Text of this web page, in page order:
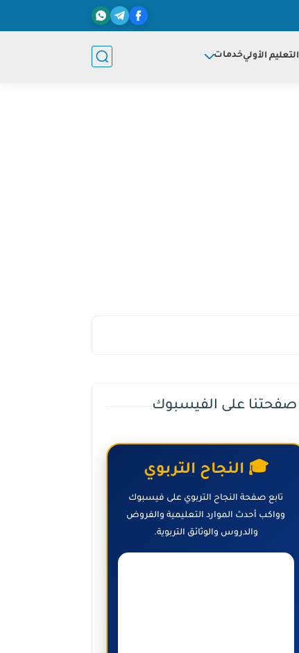
التعليم الأوليخدمات
صفحتنا على الفيسبوك
🎓 النجاح التربوي
تابع صفحة النجاح التربوي على فيسبوك
وواكب أحدث الموارد التعليمية والفروض
والدروس والوثائق التربوية.